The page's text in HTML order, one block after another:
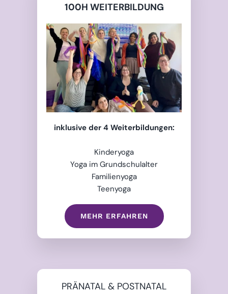
100H WEITERBILDUNG
inklusive der 4 Weiterbildungen:
Kinderyoga
Yoga im Grundschulalter
Familienyoga
Teenyoga
MEHR ERFAHREN
PRÄNATAL & POSTNATAL